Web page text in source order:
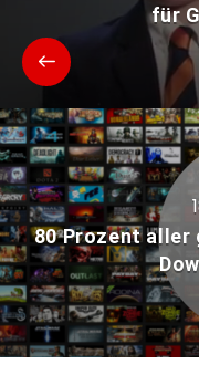
für
80 Prozent aller